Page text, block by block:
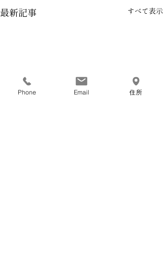
最新記事 すべて表示
Phone Email 住所